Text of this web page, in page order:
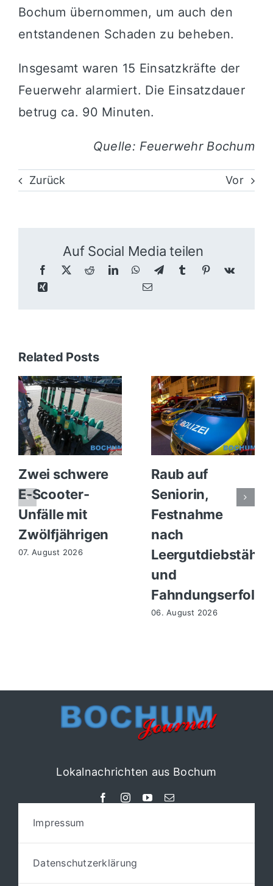
Bochum übernommen, um auch den
entstandenen Schaden zu beheben.
Insgesamt waren 15 Einsatzkräfte der
Feuerwehr alarmiert. Die Einsatzdauer
betrug ca. 90 Minuten.
Quelle: Feuerwehr Bochum
Zurück Vor
Auf Social Media teilen
Related Posts
Zwei schwere
E-Scooter-
Unfälle mit
Zwölfjährigen
07. August 2026
Raub auf
Seniorin,
Festnahme
nach
und
Fahndungserfolg
06. August 2026
Lokalnachrichten aus Bochum
Impressum
Datenschutzerklärung